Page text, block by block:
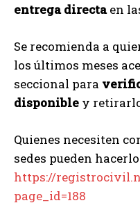
entrega directaen
Se recomienda a
los últimos meses
seccional para
disponible y
Quienes necesiten
sedes pueden
https://
page_id=188